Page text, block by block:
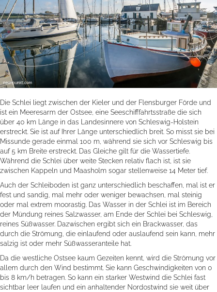
Die Schlei liegt zwischen der Kieler und der Flensburger Förde und
ist ein Meeresarm der Ostsee, eine Seeschifffahrtsstraße die sich
über 40 km Länge in das Landesinnere von Schleswig-Holstein
erstreckt. Sie ist auf Ihrer Länge unterschiedlich breit. So misst sie bei
Missunde gerade einmal 100 m, während sie sich vor Schleswig bis
auf 5 km Breite erstreckt. Das Gleiche gilt für die Wassertiefe.
Während die Schlei über weite Stecken relativ flach ist, ist sie
zwischen Kappeln und Maasholm sogar stellenweise 14 Meter tief.
Auch der Schleiboden ist ganz unterschiedlich beschaffen, mal ist er
fest und sandig, mal mehr oder weniger bewachsen, mal steinig
oder mal extrem moorastig. Das Wasser in der Schlei ist im Bereich
der Mündung reines Salzwasser, am Ende der Schlei bei Schleswig,
reines Süßwasser. Dazwischen ergibt sich ein Brackwasser, das
durch die Strömung, die einlaufend oder auslaufend sein kann, mehr
salzig ist oder mehr Süßwasseranteile hat.
Da die westliche Ostsee kaum Gezeiten kennt, wird die Strömung vor
allem durch den Wind bestimmt. Sie kann Geschwindigkeiten von 0
bis 8 km/h betragen. So kann ein starker Westwind die Schlei fast
sichtbar leer laufen und ein anhaltender Nordostwind sie weit über